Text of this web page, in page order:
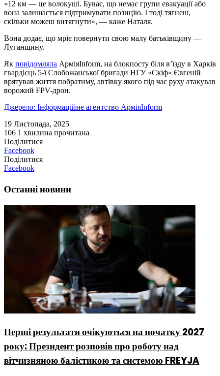
«12 км — це волокуші. Буває, що немає групи евакуації або
вона залишається підтримувати позицію. І тоді тягнеш,
скільки можеш витягнути», — каже Наталя.
Вона додає, що мріє повернути свою малу батьківщину —
Луганщину.
Як повідомляла АрміяInform, на блокпосту біля в’їзду в Харків
гвардієць 5-ї Слобожанської бригади НГУ «Скіф» Євгеній
врятував життя побратиму, автівку якого під час руху атакував
ворожий FPV-дрон.
Джерело: Інформаційне агентство АрміяInform
19 Листопада, 2025
106 1 хвилина прочитана
Поділитися
Facebook
Поділитися
Facebook
Останні новини
Перші результати очікуються на початку 2027
року: Президент розповів про роботу над
вітчизняною балістикою та системою FREYJA